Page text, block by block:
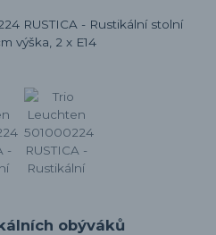
obýváků